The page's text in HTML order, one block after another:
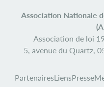
Association Nationale
Association de loi
5, avenue du Quartz,
PartenairesLiensPresse